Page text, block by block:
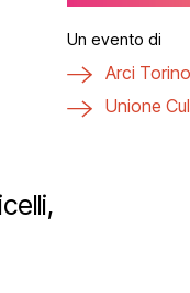
Un evento di
Arci
Unione